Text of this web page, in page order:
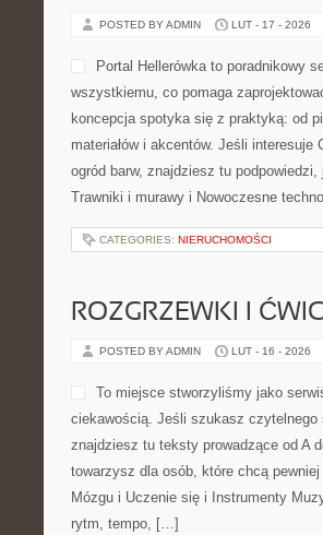
POSTED BY ADMIN LUT - 17 - 2026
Portal Hellerówka to poradnikowy
wszystkiemu, co pomaga
koncepcja spotyka się z praktyką: od
materiałów i akcentów. Jeśli
ogród barw, znajdziesz tu
Trawniki i murawy i Nowoczesne
CATEGORIES: NIERUCHOMOŚCI
ROZGRZEWKI I
POSTED BY ADMIN LUT - 16 - 2026
To miejsce stworzyliśmy jako
ciekawością. Jeśli szukasz czytelnego
znajdziesz tu teksty prowadzące od A
towarzysz dla osób, które chcą
Mózgu i Uczenie się i Instrumenty
rytm, tempo, […]